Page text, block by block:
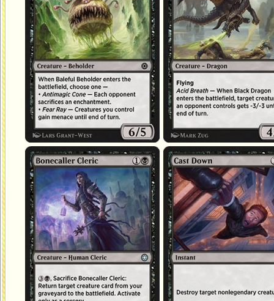
Clerc meneuse d'os Réduit à néant